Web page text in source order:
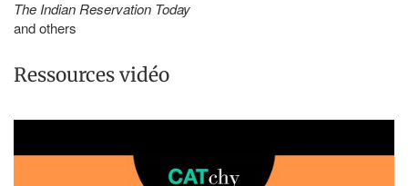
The Indian Reservation Today
and others
Ressources vidéo